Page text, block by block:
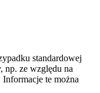
standardowej
np. ze względu na
te można